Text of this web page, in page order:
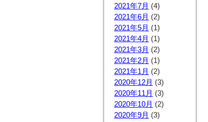
2021年7月 (4)
2021年6月 (2)
2021年5月 (1)
2021年4月 (1)
2021年3月 (2)
2021年2月 (1)
2021年1月 (2)
2020年12月 (3)
2020年11月 (3)
2020年10月 (2)
2020年9月 (3)